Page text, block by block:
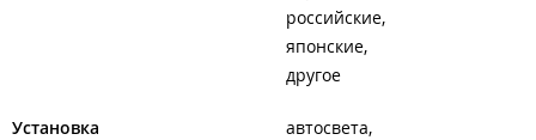
российские
японские
другое
Установка
автосвета